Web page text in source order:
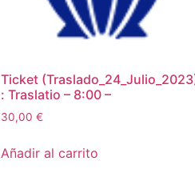
Ticket
: Traslatio – 8:00 –
30,00€
Añadir al carrito